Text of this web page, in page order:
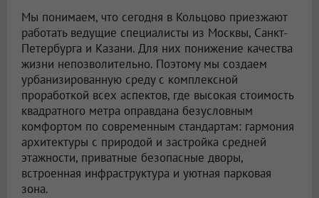
Мы понимаем, что сегодня в Кольцово приезжают
работать ведущие специалисты из Москвы, Санкт-
Петербурга и Казани. Для них понижение качества
жизни непозволительно. Поэтому мы создаем
урбанизированную среду с комплексной
проработкой всех аспектов, где высокая стоимость
квадратного метра оправдана безусловным
комфортом по современным стандартам: гармония
архитектуры с природой и застройка средней
этажности, приватные безопасные дворы,
встроенная инфраструктура и уютная парковая
зона.